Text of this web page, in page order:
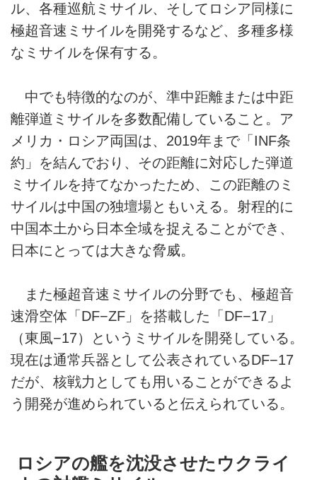
ル、各種巡航ミサイル、そしてロシア同様に
極超音速ミサイルを開発するなど、多種多様
なミサイルを保有する。
中でも特徴的なのが、準中距離または中距
離弾道ミサイルを多数配備していること。ア
メリカ・ロシア両国は、2019年まで「INF条
約」を結んでおり、その距離に対応した弾道
ミサイルを持てなかったため、この距離のミ
サイルは中国の独壇場ともいえる。射程的に
中国本土から日本全域を捉えることができ、
日本にとっては大きな脅威。
また極超音速ミサイルの分野でも、極超音
速滑空体「DF−ZF」を搭載した「DF−17」
（東風−17）というミサイルを開発している。
現在は通常兵器として公表されているDF−17
だが、核戦力としても用いることができるよ
う開発が進められていると伝えられている。
ロシアの艦を沈没させたウクライ